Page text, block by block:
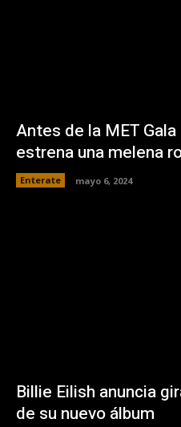
Antes de la MET
estrena una melena
Enterate mayo 6, 2024
Billie Eilish anuncia
de su nuevo álbum